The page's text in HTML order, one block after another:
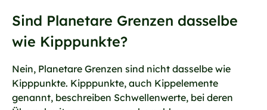
Sind Planetare Grenzen dasselbe
wie Kipppunkte?
Nein, Planetare Grenzen sind nicht dasselbe wie
Kipppunkte. Kipppunkte, auch Kippelemente
genannt, beschreiben Schwellenwerte, bei deren